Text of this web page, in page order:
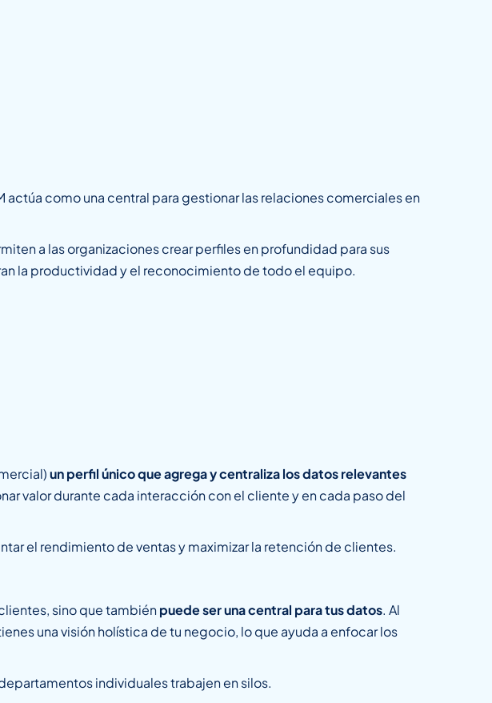
como una central para gestionar las relaciones comerciales en
a las organizaciones crear perfiles en profundidad para sus
la productividad y el reconocimiento de todo el equipo.
un perfil único que agrega y centraliza los datos relevantes
valor durante cada interacción con el cliente y en cada paso del
el rendimiento de ventas y maximizar la retención de clientes.
sino que tambiénpuede ser una central para tus datos. Al
una visión holística de tu negocio, lo que ayuda a enfocar los
individuales trabajen en silos.